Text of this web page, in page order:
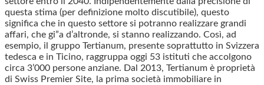
questa stima (per definizione molto discutibile), questo
significa che in questo settore si potranno realizzare grandi
affari, che gi”a d’altronde, si stanno realizzando. Così, ad
esempio, il gruppo Tertianum, presente soprattutto in Svizzera
tedesca e in Ticino, raggruppa oggi 53 istituti che accolgono
circa 3’000 persone anziane. Dal 2013, Tertianum è proprietà
di Swiss Premier Site, la prima società immobiliare in